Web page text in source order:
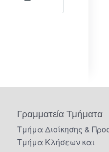
Γραμματεία Τμήματα
Τμήμα Διοίκησης &
Τμήμα Κλήσεων και